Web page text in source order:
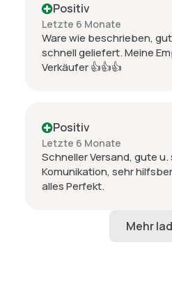
Positiv
Letzte 6 Monate
Ware wie beschrieben,
schnell geliefert. Meine
Verkäufer 👍👍👍
Positiv
Letzte 6 Monate
Schneller Versand, gute u.
Komunikation, sehr
alles Perfekt.